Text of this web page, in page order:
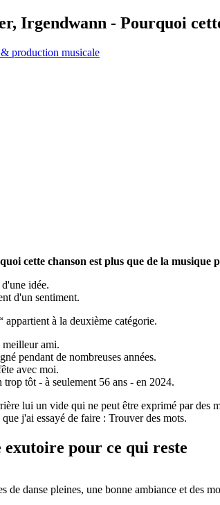
Irgendwann - Pourquoi
production musicale
cette chanson est plus que de la musique
idée.
d'un sentiment.
à la deuxième catégorie.
meilleur ami.
pendant de nombreuses années.
avec moi.
tôt - à seulement 56 ans - en 2024.
lui un vide qui ne peut être exprimé par des
j'ai essayé de faire : Trouver des mots.
exutoire pour ce qui reste
de danse pleines, une bonne ambiance et